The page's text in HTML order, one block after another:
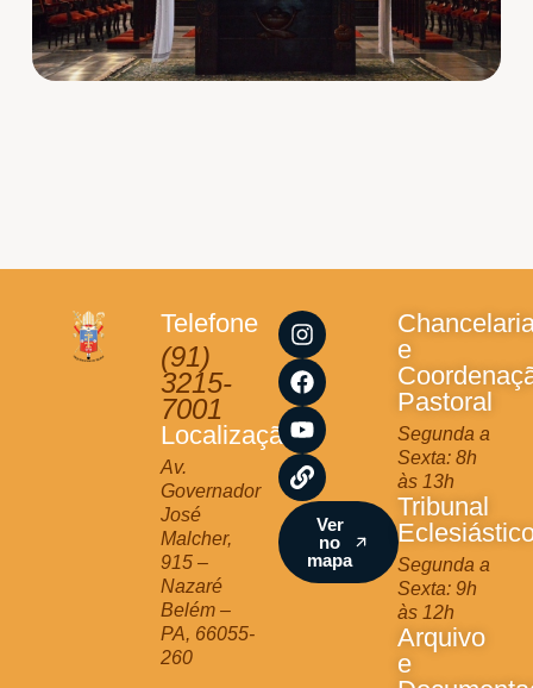
Telefone
(91)
3215-
7001
Localização
Av.
Governador
José
Malcher,
915 –
Nazaré
Belém –
PA, 66055-
260
I
n
s
t
a
g
r
a
m
F
a
c
e
b
o
o
k
Y
o
u
t
u
b
e
L
i
n
k
Ver
no
mapa
e
Pastoral
Segunda a
Sexta: 8h
às 13h
Tribunal
Segunda a
Sexta: 9h
às 12h
Arquivo
e